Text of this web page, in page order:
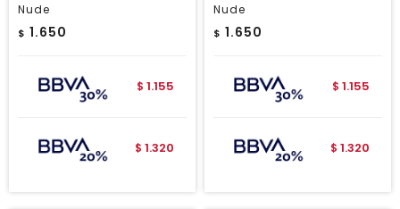
Nude
$ 1.650
$ 1.155
$ 1.320
Nude
$ 1.650
$ 1.155
$ 1.320